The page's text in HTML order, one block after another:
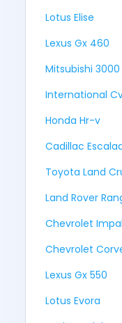
Lotus Elise
Lexus Gx 460
Mitsubishi 3000
International
Honda Hr-v
Cadillac
Toyota Land
Land Rover
Chevrolet
Chevrolet
Lexus Gx 550
Lotus Evora